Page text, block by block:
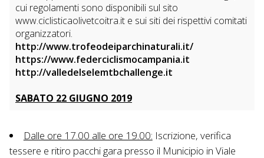
cui regolamenti sono disponibili sul sito
www.ciclisticaolivetcoitra.it e sui siti dei rispettivi comitati
organizzatori.
http://www.trofeodeiparchinaturali.it/
https://www.federciclismocampania.it
http://valledelselemtbchallenge.it
SABATO 22 GIUGNO 2019
Dalle ore 17.00 alle ore 19.00: Iscrizione, verifica
tessere e ritiro pacchi gara presso il Municipio in Viale